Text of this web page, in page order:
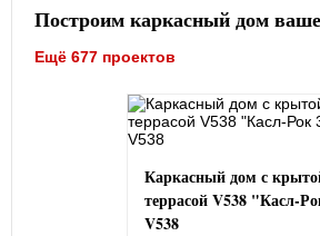
Построим каркасный дом
Ещё 677 проектов
Каркасный дом с
террасой V538 "Касл-
V538